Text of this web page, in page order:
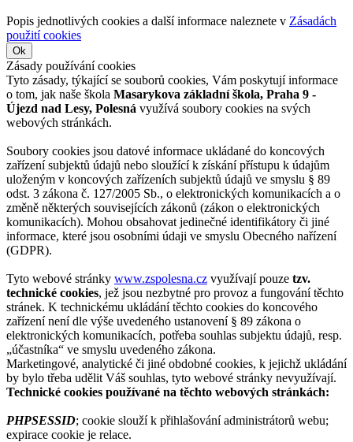
Popis jednotlivých cookies a další informace naleznete v Zásadách
použití cookies
Ok
Zásady používání cookies
Tyto zásady, týkající se souborů cookies, Vám poskytují informace
o tom, jak naše škola Masarykova základní škola, Praha 9 -
Újezd nad Lesy, Polesná využívá soubory cookies na svých
webových stránkách.
Soubory cookies jsou datové informace ukládané do koncových
zařízení subjektů údajů nebo sloužící k získání přístupu k údajům
uloženým v koncových zařízeních subjektů údajů ve smyslu § 89
odst. 3 zákona č. 127/2005 Sb., o elektronických komunikacích a o
změně některých souvisejících zákonů (zákon o elektronických
komunikacích). Mohou obsahovat jedinečné identifikátory či jiné
informace, které jsou osobními údaji ve smyslu Obecného nařízení
(GDPR).
Tyto webové stránky www.zspolesna.cz využívají pouze tzv.
technické cookies, jež jsou nezbytné pro provoz a fungování těchto
stránek. K technickému ukládání těchto cookies do koncového
zařízení není dle výše uvedeného ustanovení § 89 zákona o
elektronických komunikacích, potřeba souhlas subjektu údajů, resp.
„účastníka“ ve smyslu uvedeného zákona.
Marketingové, analytické či jiné obdobné cookies, k jejichž ukládání
by bylo třeba udělit Váš souhlas, tyto webové stránky nevyužívají.
Technické cookies používané na těchto webových stránkách:
PHPSESSID; cookie slouží k přihlašování administrátorů webu;
expirace cookie je relace.